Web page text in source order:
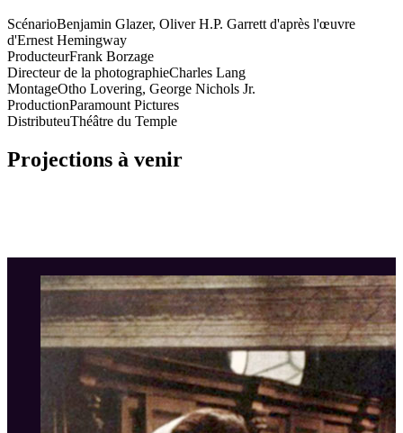
ScénarioBenjamin Glazer, Oliver H.P. Garrett d'après l'œuvre
d'Ernest Hemingway
ProducteurFrank Borzage
Directeur de la photographieCharles Lang
MontageOtho Lovering, George Nichols Jr.
ProductionParamount Pictures
DistributeuThéâtre du Temple
Projections à venir